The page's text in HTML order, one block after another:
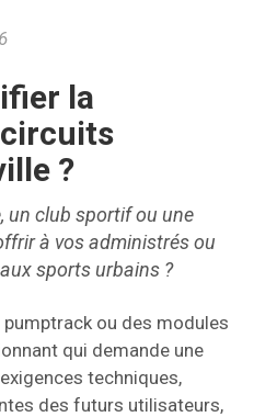
la
?
un club sportif ou une
à vos administrés ou
sports urbains ?
pumptrack ou des modules
qui demande une
techniques,
des futurs utilisateurs,